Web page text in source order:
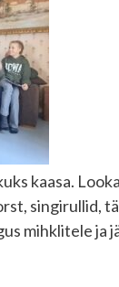
kaasa.
singirullid,
mihklitele ja